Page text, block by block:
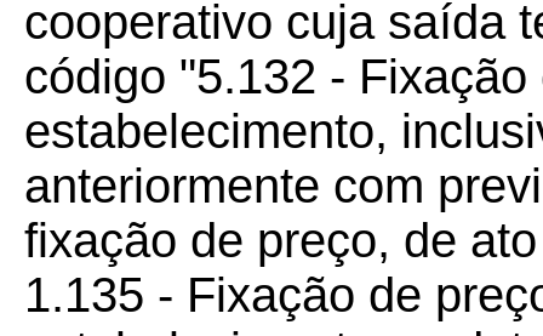
cooperativo cuja saída
código "5.132 -
estabelecimento,
anteriormente com
fixação de preço, de
1.135 - Fixação de